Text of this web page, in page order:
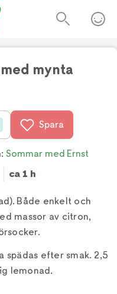
mynta
Spara
Sommar med Ernst
ca 1 h
Både enkelt och
massor av citron,
spädas efter smak. 2,5
lemonad.